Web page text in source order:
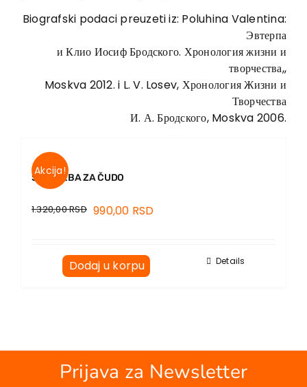
Biografski podaci preuzeti iz: Poluhina Valentina:
Эвтерпа
и Клио Иосиф Бродского. Хронология жизни и
творчества,,
Moskva 2012. i L. V. Losev, Хронология Жизни и
Творчества
И. А. Бродского, Moskva 2006.
Akcija!
ŠTA TREBA ZA ČUDO
1.320,00RSD 990,00 RSD
Dodaj u korpu Details
Prijava za Newsletter